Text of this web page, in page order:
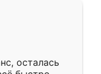
осталась